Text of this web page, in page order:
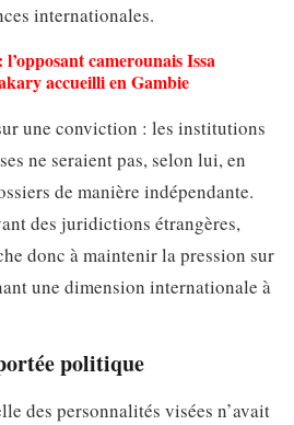
internationales.
camerounais Issa
accueilli en Gambie
une conviction : les institutions
ne seraient pas, selon lui, en
de manière indépendante.
des juridictions étrangères,
donc à maintenir la pression sur
une dimension internationale à
politique
des personnalités visées n’avait